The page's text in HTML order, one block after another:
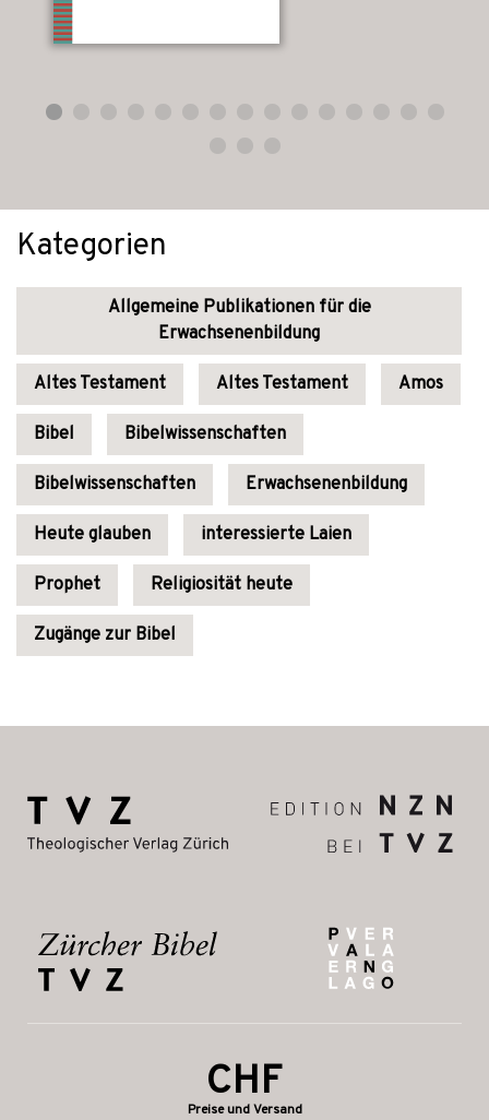
Kategorien
Allgemeine Publikationen für die
Erwachsenenbildung
Altes Testament Altes Testament Amos
Bibel Bibelwissenschaften
Bibelwissenschaften Erwachsenenbildung
Heute glauben interessierte Laien
Prophet Religiosität heute
Zugänge zur Bibel
CHF
Preise und Versand